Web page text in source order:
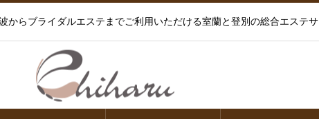
からブライダルエステまでご利用いただける室蘭と登別の総合エステ